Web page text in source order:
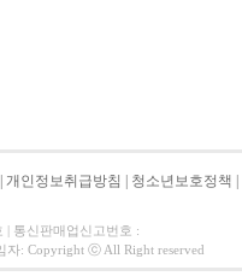
개인정보취급방침 청소년보호정책
| 통신판매업신고번호 :
자: Copyright ⓒ All Right reserved